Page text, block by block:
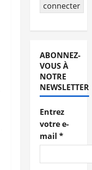
connecter
ABONNEZ-
VOUS À
NOTRE
NEWSLETTER
Entrez
votre e-
mail *